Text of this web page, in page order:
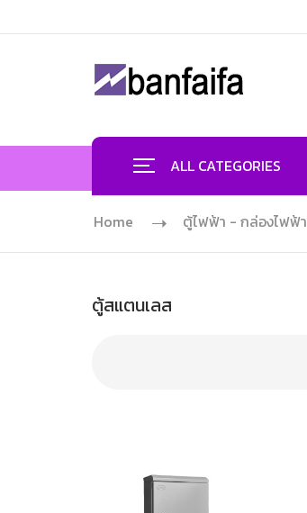
ALL CATEGORIES
Home ตู้ไฟฟ้า - กล่องไฟฟ้า
ตู้สแตนเลส